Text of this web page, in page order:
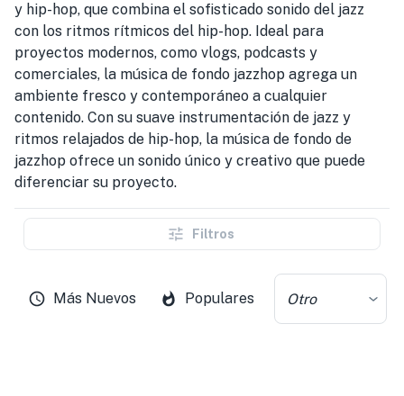
y hip-hop, que combina el sofisticado sonido del jazz
con los ritmos rítmicos del hip-hop. Ideal para
proyectos modernos, como vlogs, podcasts y
comerciales, la música de fondo jazzhop agrega un
ambiente fresco y contemporáneo a cualquier
contenido. Con su suave instrumentación de jazz y
ritmos relajados de hip-hop, la música de fondo de
jazzhop ofrece un sonido único y creativo que puede
diferenciar su proyecto.
Filtros
Más Nuevos Populares Otro